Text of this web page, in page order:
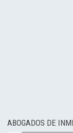
ABOGADOS DE